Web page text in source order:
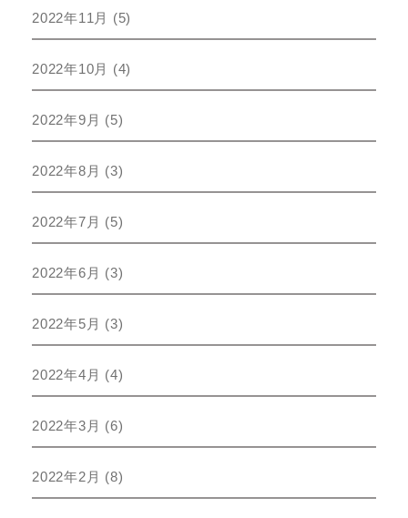
2022年11月 (5)
2022年10月 (4)
2022年9月 (5)
2022年8月 (3)
2022年7月 (5)
2022年6月 (3)
2022年5月 (3)
2022年4月 (4)
2022年3月 (6)
2022年2月 (8)